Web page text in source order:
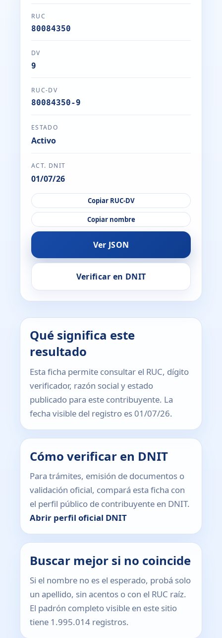
RUC
80084350
DV
9
RUC-DV
80084350-9
ESTADO
Activo
ACT. DNIT
01/07/26
Copiar RUC-DV
Copiar nombre
Ver JSON
Verificar en DNIT
Qué significa este
resultado
Esta ficha permite consultar el RUC, dígito
verificador, razón social y estado
publicado para este contribuyente. La
fecha visible del registro es 01/07/26.
Cómo verificar en DNIT
Para trámites, emisión de documentos o
validación oficial, compará esta ficha con
el perfil público de contribuyente en DNIT.
Abrir perfil oficial DNIT
Buscar mejor si no coincide
Si el nombre no es el esperado, probá solo
un apellido, sin acentos o con el RUC raíz.
El padrón completo visible en este sitio
tiene 1.995.014 registros.